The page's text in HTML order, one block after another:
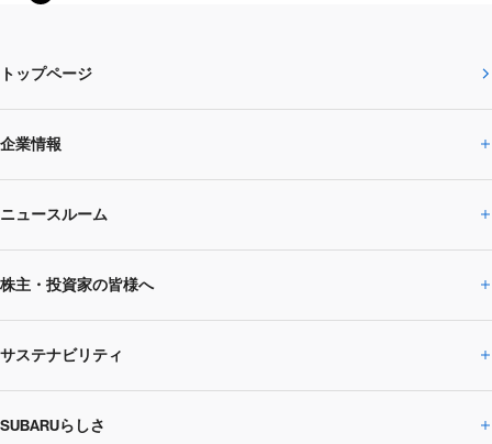
トップページ
企業情報
企業情報トップ
SUBARUのありたい姿
SUBARU 2025方針
事業所・関係会社
ニュースルーム
ニュースルームトップ
ニュースリリース
閉じる
株主・投資家の皆様へ
株主・投資家の皆様へトップ
企業・経営
サステナビリティ
サステナビリティトップ
SUBARUらしさ